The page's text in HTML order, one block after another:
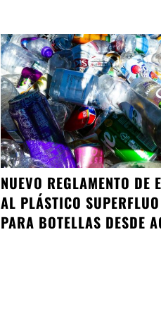
NUEVO REGLAMENTO DE
AL PLÁSTICO
PARA BOTELLAS DESDE